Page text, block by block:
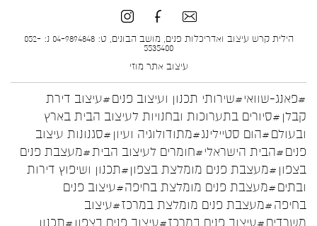
הילית קרש עיצוב ואדריכלות פנים, מושב הבונים, ט: 04-9894848 נ: 052-
5535400
עיצוב אתר מוזי
#פאנג-שוואי#שירותי תכנון ועיצוב פנים#עיצוב דירת
קבלן #סיורים בתערוכות ובחנויות לעיצוב הבית בארץ
ובעולם#הום סטיילינג#מתודולוגיה ועיון #סגנונות עיצוב
פנים#הבית הישראלי#חומרים לעיצוב הבית#מעצבת פנים
בצפון #מעצבת פנים מומלצת בצפון#תכנון ושיפוץ דירות
ובתים#מעצבת פנים מומלצת בחיפה#עיצוב פנים
בחיפה#מעצבת פנים מומלצת במרכז#עיצוב
משרדים#עיצוב פנים במרכז#עיצוב פנים בצפון #תכנון